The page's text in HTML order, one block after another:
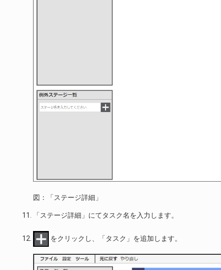
図：「ステージ詳細」
「ステージ詳細」にてタスク名を入力します。
をクリックし、「タスク」を追加します。